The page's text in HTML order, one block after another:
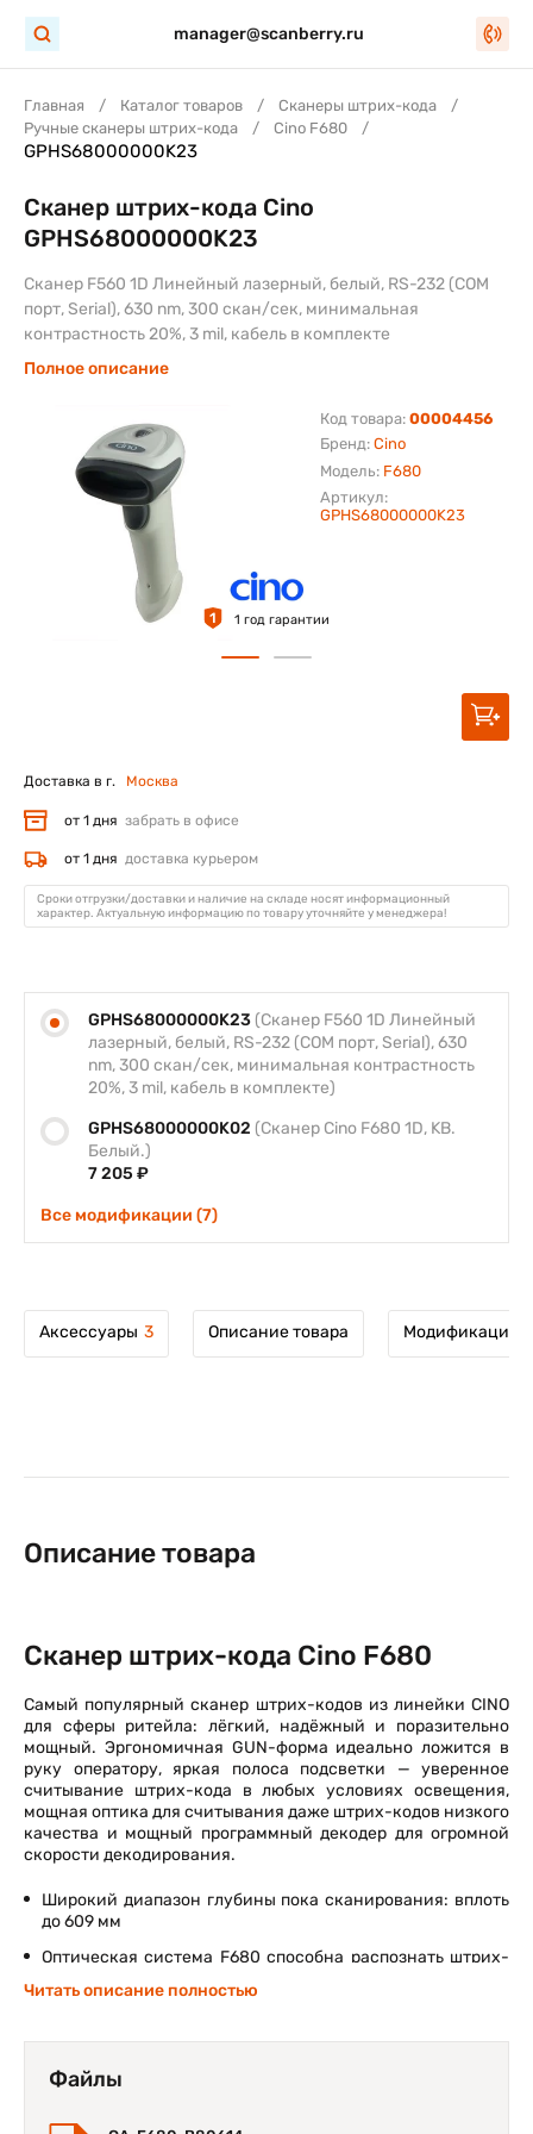
manager@scanberry.ru
Главная Каталог товаров
Сканеры штрих-кода
Ручные сканеры штрих-кода
Cino F680
GPHS68000000K23
Бренд: Cino
Модель: F680
Код товара: 00004456
Артикул:
GPHS68000000K23
Сканер штрих-кода Cino
GPHS68000000K23
Сканер F560 1D Линейный лазерный, белый, RS-232 (COM
порт, Serial), 630 nm, 300 скан/сек, минимальная
контрастность 20%, 3 mil, кабель в комплекте
Полное описание
1 1 год гарантии
GPHS68000000K23 (Сканер F560 1D Линейный
лазерный, белый, RS-232 (COM порт, Serial), 630
nm, 300 скан/сек, минимальная контрастность
20%, 3 mil, кабель в комплекте)
GPHS68000000K02 (Сканер Cino F680 1D, KB.
Белый.)
7 205 ₽
Все модификации (7)
Доставка в г. Москва
от 1 дня забрать в офисе
от 1 дня доставка курьером
Сроки отгрузки/доставки и наличие на складе носят информационный
характер. Актуальную информацию по товару уточняйте у менеджера!
Аксессуары 3 Описание товара Модификации
Описание товара
Сканер штрих-кода Cino F680
Самый популярный сканер штрих-кодов из линейки CINO
для сферы ритейла: лёгкий, надёжный и поразительно
мощный. Эргономичная GUN-форма идеально ложится в
руку оператору, яркая полоса подсветки — уверенное
считывание штрих-кода в любых условиях освещения,
мощная оптика для считывания даже штрих-кодов низкого
качества и мощный программный декодер для огромной
скорости декодирования.
Широкий диапазон глубины пока сканирования: вплоть
до 609 мм
Оптическая система F680 способна распознать штрих-
Выше, по сравнению с лазерными аналогами, ударо и
Читать описание полностью
Файлы